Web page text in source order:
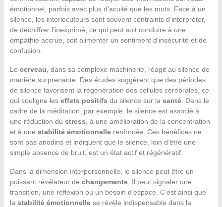
émotionnel, parfois avec plus d’acuité que les mots. Face à un
silence, les interlocuteurs sont souvent contraints d’interpréter,
de déchiffrer l’inexprimé, ce qui peut soit conduire à une
empathie accrue, soit alimenter un sentiment d’insécurité et de
confusion.
Le cerveau , dans sa complexe machinerie, réagit au silence de
manière surprenante. Des études suggèrent que des périodes
de silence favorisent la régénération des cellules cérébrales, ce
qui souligne les effets positifs du silence sur la santé. Dans le
cadre de la méditation, par exemple, le silence est associé à
une réduction du stress , à une amélioration de la concentration
et à une stabilité émotionnellerenforcée. Ces bénéfices ne
sont pas anodins et indiquent que le silence, loin d’être une
simple absence de bruit, est un état actif et régénératif.
Dans la dimension interpersonnelle, le silence peut être un
puissant révélateur de changements . Il peut signaler une
transition, une réflexion ou un besoin d’espace. C’est ainsi que
la stabilité émotionnellese révèle indispensable dans la